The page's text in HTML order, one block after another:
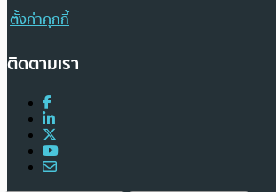
ตั้งค่าคุกกี้
ติดตามเรา